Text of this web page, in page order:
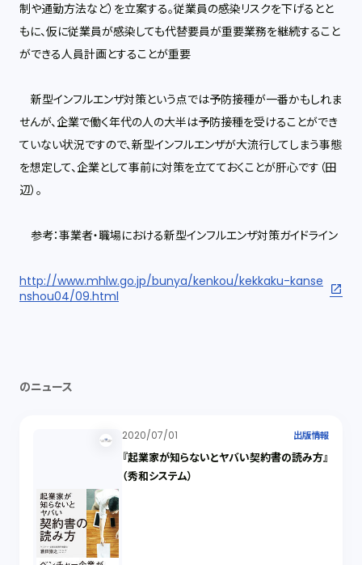
制や通勤方法など）を立案する。従業員の感染リスクを下げるとと
もに、仮に従業員が感染しても代替要員が重要業務を継続すること
ができる人員計画とすることが重要
新型インフルエンザ対策という点では予防接種が一番かもしれま
せんが、企業で働く年代の人の大半は予防接種を受けることができ
ていない状況ですので、新型インフルエンザが大流行してしまう事態
を想定して、企業として事前に対策を立てておくことが肝心です（田
辺）。
参考：事業者・職場における新型インフルエンザ対策ガイドライン
http://www.mhlw.go.jp/bunya/kenkou/kekkaku-kanse
nshou04/09.html
のニュース
2020/07/01 出版情報
『起業家が知らないとヤバい契約書の読み方』
（秀和システム）